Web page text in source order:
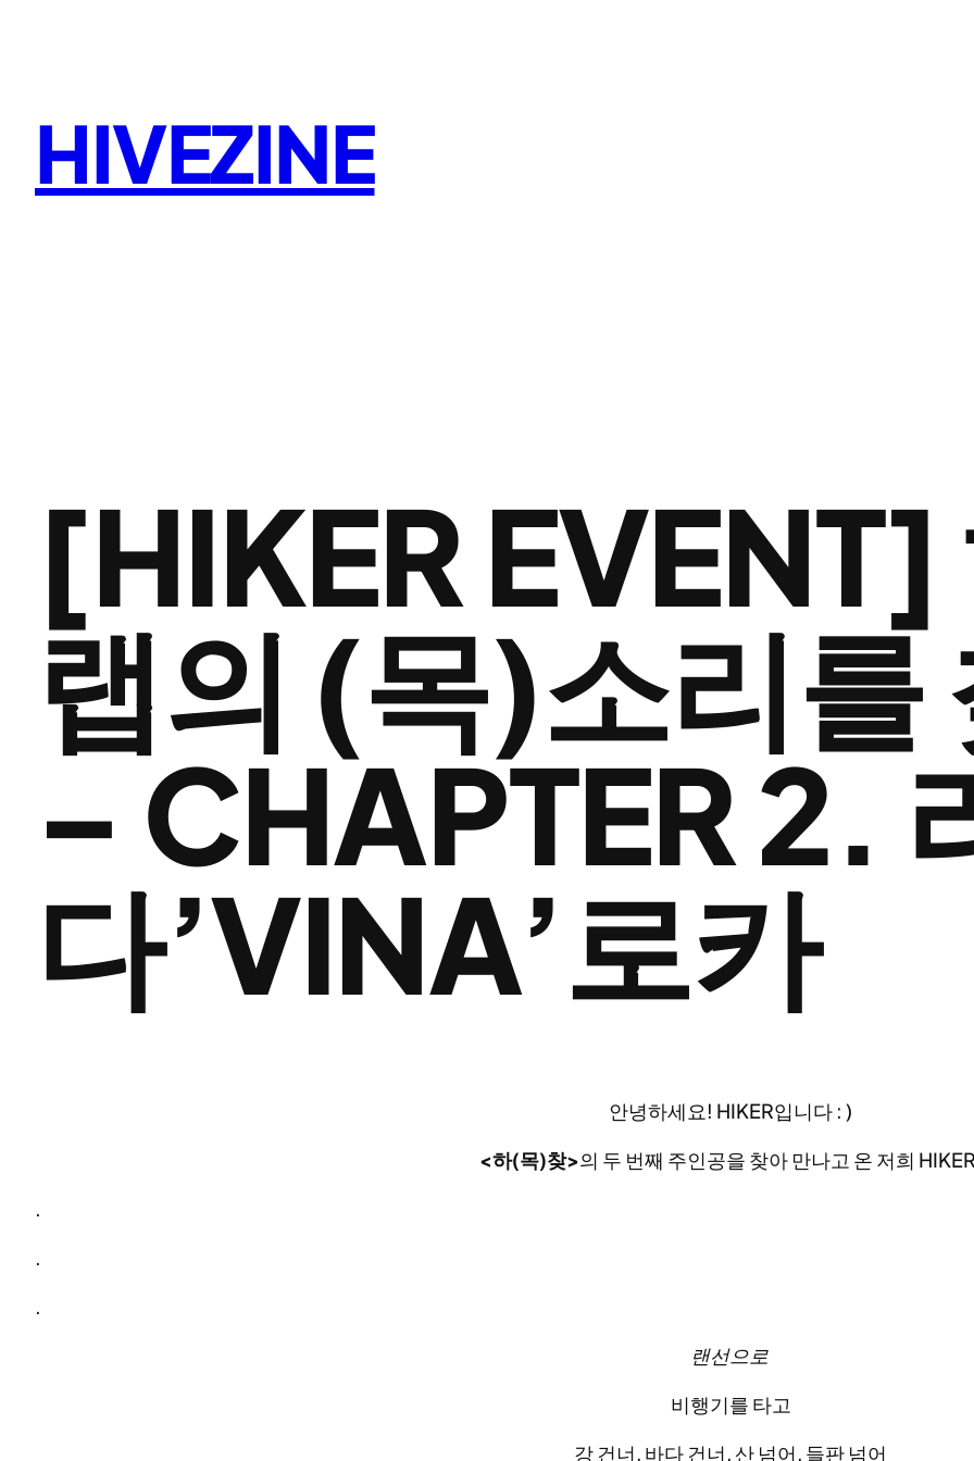
HIVEZINE
[HIKER
랩의 (목)소리를
– CHAPTER 2.
다’VINA’로카
안녕하세요! HIKER입니다 : )
<하(목)찾>의 두 번째 주인공을 찾아 만나고 온 저희
.
.
.
랜선으로
비행기를 타고
강 건너, 바다 건너, 산 넘어, 들판 넘어